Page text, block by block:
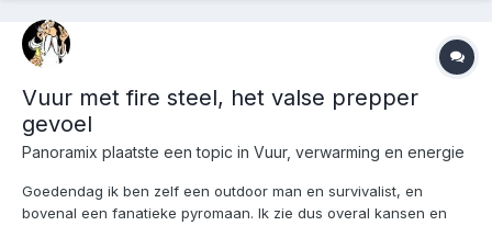
Vuur met fire steel, het valse prepper
gevoel
Panoramix plaatste een topic in Vuur, verwarming en energie
Goedendag ik ben zelf een outdoor man en survivalist, en
bovenal een fanatieke pyromaan. Ik zie dus overal kansen en